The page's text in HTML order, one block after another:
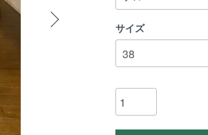
サイズ